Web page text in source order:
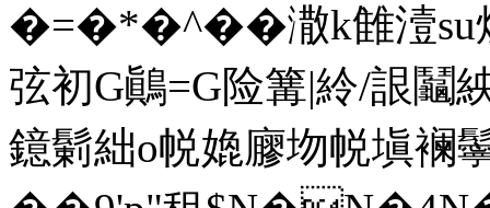
�=�*�^��潵k雔潱
弦初G鷆=G险篝|紷/詪
鐿鬎絀o帨嫓廫圽帨塡襕